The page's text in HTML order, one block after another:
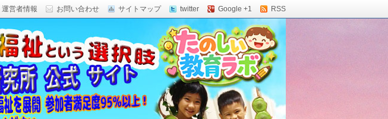
運営者情報 お問い合わせ サイトマップ twitter Google +1 RSS
しい授業がした
Delightful
材 ネタ,授業ネタ,学
ブ,カリスマ教師,沖縄
演,楽しい講演,楽しい
きゅう先生,いっきゅ
カウンセリン
セリング,LEAP,学力